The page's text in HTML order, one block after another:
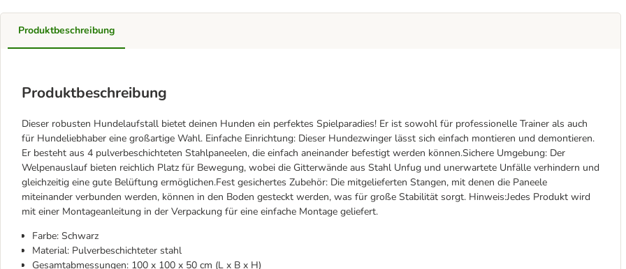
Produktbeschreibung
Produktbeschreibung
Dieser robusten Hundelaufstall bietet deinen Hunden ein perfektes Spielparadies! Er ist sowohl für professionelle Trainer als auch
für Hundeliebhaber eine großartige Wahl. Einfache Einrichtung: Dieser Hundezwinger lässt sich einfach montieren und demontieren.
Er besteht aus 4 pulverbeschichteten Stahlpaneelen, die einfach aneinander befestigt werden können.Sichere Umgebung: Der
Welpenauslauf bieten reichlich Platz für Bewegung, wobei die Gitterwände aus Stahl Unfug und unerwartete Unfälle verhindern und
gleichzeitig eine gute Belüftung ermöglichen.Fest gesichertes Zubehör: Die mitgelieferten Stangen, mit denen die Paneele
miteinander verbunden werden, können in den Boden gesteckt werden, was für große Stabilität sorgt. Hinweis:Jedes Produkt wird
mit einer Montageanleitung in der Verpackung für eine einfache Montage geliefert.
Farbe: Schwarz
Material: Pulverbeschichteter stahl
Gesamtabmessungen: 100 x 100 x 50 cm (L x B x H)